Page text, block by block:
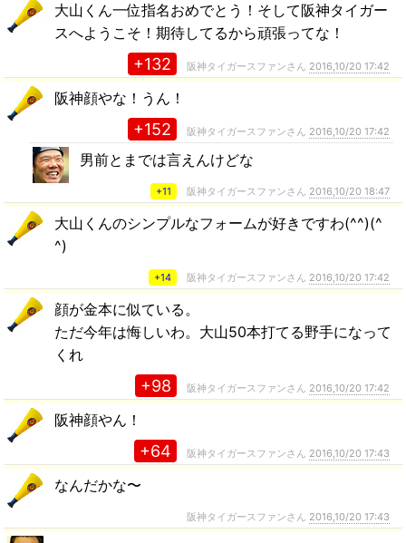
大山くん一位指名おめでとう！そして阪神タイガー
スへようこそ！期待してるから頑張ってな！
+132 阪神タイガースファンさん 2016,10/20 17:42
阪神顔やな！うん！
+152 阪神タイガースファンさん 2016,10/20 17:42
男前とまでは言えんけどな
+11 阪神タイガースファンさん 2016,10/20 18:47
大山くんのシンプルなフォームが好きですわ(^^)(^
^)
+14 阪神タイガースファンさん 2016,10/20 17:42
顔が金本に似ている。
ただ今年は悔しいわ。大山50本打てる野手になって
くれ
+98 阪神タイガースファンさん 2016,10/20 17:42
阪神顔やん！
+64 阪神タイガースファンさん 2016,10/20 17:43
なんだかな〜
阪神タイガースファンさん 2016,10/20 17:43